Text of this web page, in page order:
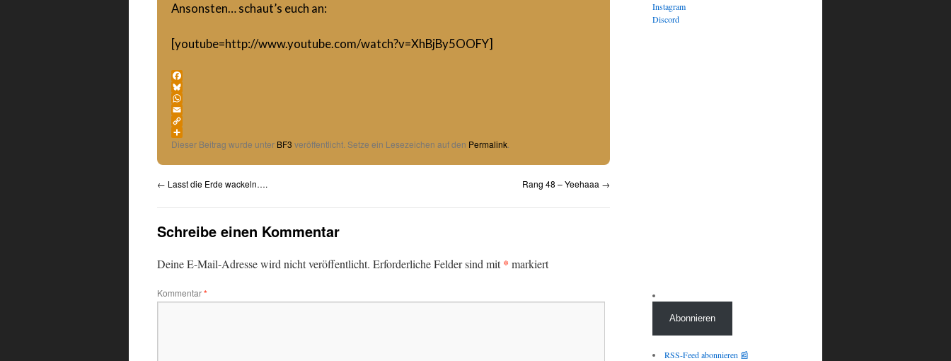
Ansonsten… schaut’s euch an:
[youtube=http://www.youtube.com/watch?v=XhBjBy5OOFY]
Facebook
Bluesky
WhatsApp
Email
Copy
Link
Teilen
Dieser Beitrag wurde unter BF3 veröffentlicht. Setze ein Lesezeichen auf den Permalink
← Lasst die Erde wackeln…. Rang 48 – Yeehaaa →
Schreibe einen Kommentar
Deine E-Mail-Adresse wird nicht veröffentlicht. Erforderliche Felder sind mit* markiert
Kommentar*
Instagram
Discord
Abonnieren
RSS-Feed abonnieren 📰